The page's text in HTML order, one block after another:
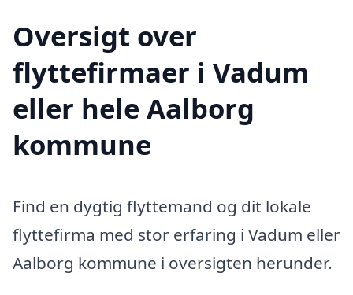
Oversigt over
flyttefirmaer i Vadum
eller hele Aalborg
kommune
Find en dygtig flyttemand og dit lokale
flyttefirma med stor erfaring i Vadum eller
Aalborg kommune i oversigten herunder.